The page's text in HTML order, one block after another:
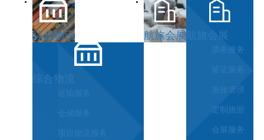
综合物流
综合物流
运输服务
仓储服务
项目物流服务
航旅会展航旅会展
票务服务
签证服务
差旅管理
定制旅游
会展服务